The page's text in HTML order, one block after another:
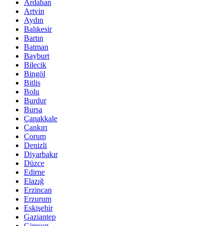
Ardahan
Artvin
Aydın
Balıkesir
Bartın
Batman
Bayburt
Bilecik
Bingöl
Bitlis
Bolu
Burdur
Bursa
Çanakkale
Çankırı
Çorum
Denizli
Diyarbakır
Düzce
Edirne
Elazığ
Erzincan
Erzurum
Eskişehir
Gaziantep